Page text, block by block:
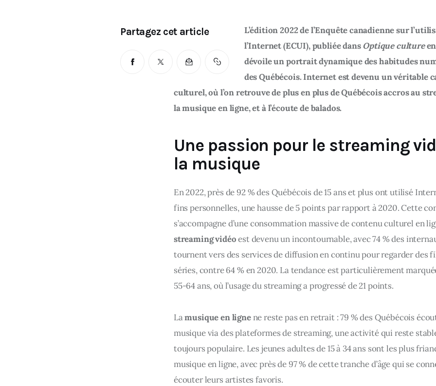
Partagez cet article
L’édition 2022 de l’Enquête canadienne sur
l’Internet (ECUI), publiée dans Optique culture
dévoile un portrait dynamique des habitudes
des Québécois. Internet est devenu un véritable
culturel, où l’on retrouve de plus en plus de Québécois accros au
la musique en ligne, et à l’écoute de balados.
Une passion pour le streaming
la musique
En 2022, près de 92 % des Québécois de 15 ans et plus ont utilisé
fins personnelles, une hausse de 5 points par rapport à 2020. Cette
s’accompagne d’une consommation massive de contenu culturel en
streaming vidéo est devenu un incontournable, avec 74 % des
tournent vers des services de diffusion en continu pour regarder des
séries, contre 64 % en 2020. La tendance est particulièrement
55-64 ans, où l’usage du streaming a progressé de 21 points.
La musique en ligne ne reste pas en retrait : 79 % des Québécois
musique via des plateformes de streaming, une activité qui reste
toujours populaire. Les jeunes adultes de 15 à 34 ans sont les plus
musique en ligne, avec près de 97 % de cette tranche d’âge qui se
écouter leurs artistes favoris.